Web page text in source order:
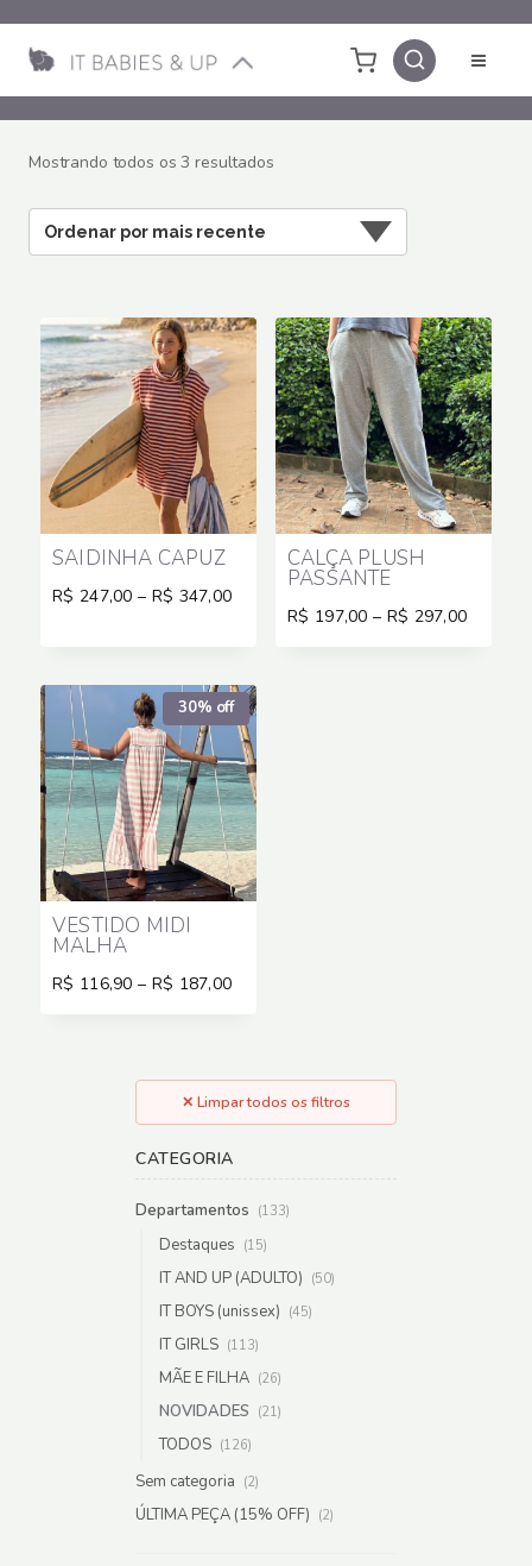
para
Conteúdo
Mostrando todos os 3 resultadosClassificado
mais
SAIDINHA CAPUZ
R$ 247,00 – R$ 347,00
R$ 347,00
CALÇA PLUSH
PASSANTE
R$ 197,00 – R$ 297,00
30% off
VESTIDO MIDI
MALHA
R$ 116,90 – R$ 187,00
✕ Limpar todos os filtros
CATEGORIA
Departamentos (133)
Destaques (15)
IT AND UP (ADULTO) (50)
IT BOYS (unissex) (45)
IT GIRLS (113)
MÃE E FILHA (26)
NOVIDADES (21)
TODOS (126)
Sem categoria (2)
ÚLTIMA PEÇA (15% OFF) (2)